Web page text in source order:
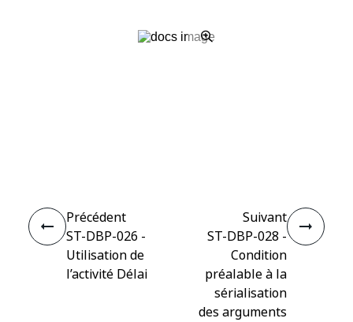
Précédent
ST-DBP-026 -
Utilisation de
l’activité Délai
Suivant
ST-DBP-028 -
Condition
préalable à la
sérialisation
des arguments